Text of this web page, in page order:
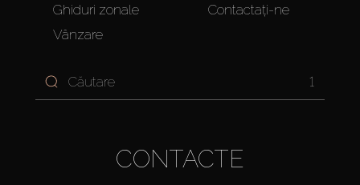
Ghiduri zonale
Vânzare
Contactați-ne
1
CONTACTE